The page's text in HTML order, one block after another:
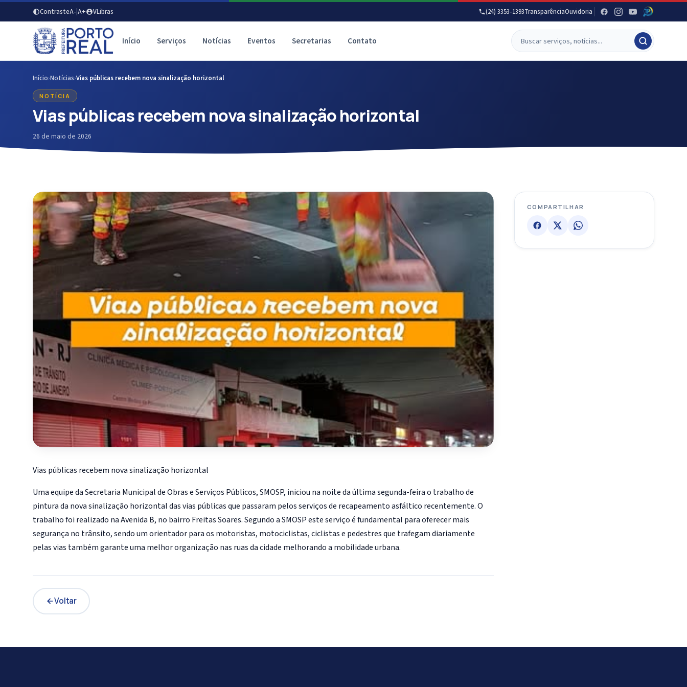
ContrasteA- A+ VLibras (24) 3353-1393TransparênciaOuvidoria
Início Serviços Notícias Eventos Secretarias Contato
Início›Notícias›Vias públicas recebem nova sinalização horizontal
NOTÍCIA
Vias públicas recebem nova sinalização horizontal
26 de maio de 2026
Vias públicas recebem nova sinalização horizontal
Uma equipe da Secretaria Municipal de Obras e Serviços Públicos, SMOSP, iniciou na noite da última segunda-feira o trabalho de
pintura da nova sinalização horizontal das vias públicas que passaram pelos serviços de recapeamento asfáltico recentemente. O
trabalho foi realizado na Avenida B, no bairro Freitas Soares. Segundo a SMOSP este serviço é fundamental para oferecer mais
segurança no trânsito, sendo um orientador para os motoristas, motociclistas, ciclistas e pedestres que trafegam diariamente
pelas vias também garante uma melhor organização nas ruas da cidade melhorando a mobilidade urbana.
Voltar
COMPARTILHAR